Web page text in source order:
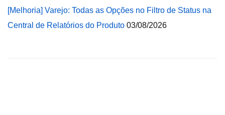
[Melhoria] Varejo: Todas as Opções no Filtro de Status na
Central de Relatórios do Produto 03/08/2026